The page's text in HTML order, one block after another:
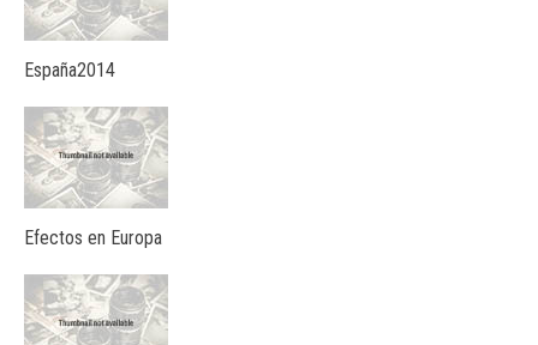
España2014
Efectos en Europa